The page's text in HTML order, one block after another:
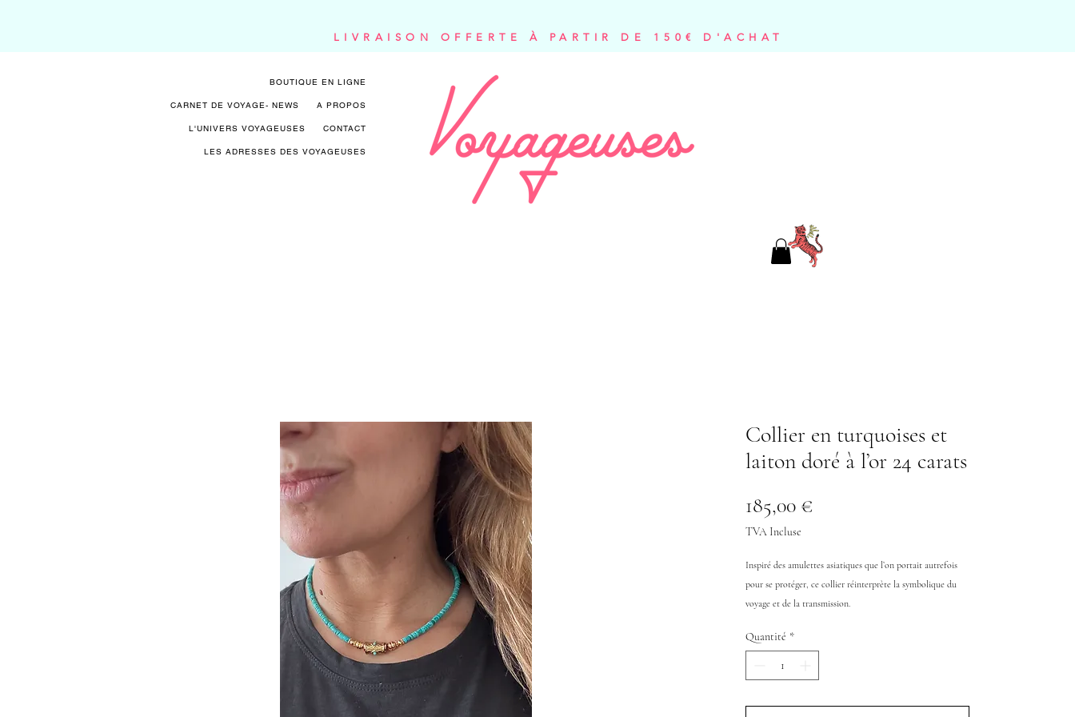
LIVRAISON OFFERTE À PARTIR DE 150€ D'ACHAT
BOUTIQUE EN LIGNE
CARNET DE VOYAGE- NEWS A PROPOS
L'UNIVERS VOYAGEUSES CONTACT
LES ADRESSES DES VOYAGEUSES
Collier en turquoises et
laiton doré à l’or 24 carats
185,00 €
TVA Incluse
Inspiré des amulettes asiatiques que l’on portait autrefois
pour se protéger, ce collier réinterprète la symbolique du
voyage et de la transmission.
centrale dorée , sculptée comme un bijou ancien , célèbre le
Un bijou qui raconte l’équilibre entre héritage et modernité,
Quantité *